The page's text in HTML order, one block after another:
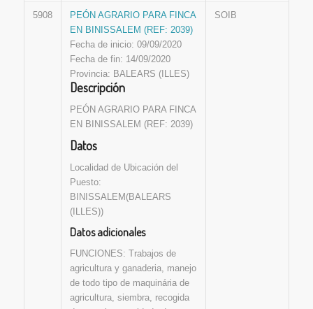
5908
PEÓN AGRARIO PARA FINCA
EN BINISSALEM (REF: 2039)
Fecha de inicio: 09/09/2020
Fecha de fin: 14/09/2020
Provincia: BALEARS (ILLES)
Descripción
PEÓN AGRARIO PARA FINCA
EN BINISSALEM (REF: 2039)
Datos
Localidad de Ubicación del
Puesto:
BINISSALEM(BALEARS
(ILLES))
Datos adicionales
FUNCIONES: Trabajos de
agricultura y ganaderia, manejo
de todo tipo de maquinária de
agricultura, siembra, recogida
SOIB